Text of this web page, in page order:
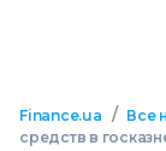
Finance.ua / Все
средств в